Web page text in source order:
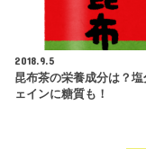
2018.9.5
昆布茶の栄養成分は？塩
ェインに糖質も！